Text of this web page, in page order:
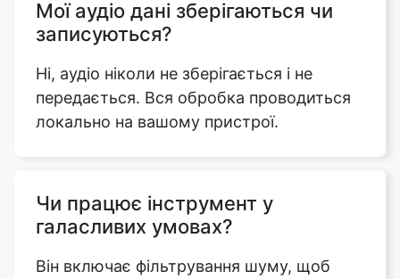
Мої аудіо дані зберігаються чи
записуються?
Ні, аудіо ніколи не зберігається і не
передається. Вся обробка проводиться
локально на вашому пристрої.
Чи працює інструмент у
галасливих умовах?
Він включає фільтрування шуму, щоб